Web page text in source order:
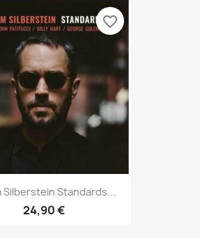
Silberstein Standards...
24,90 €
favorite_border